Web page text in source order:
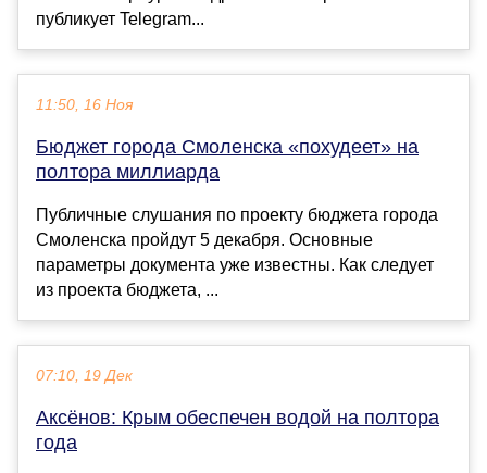
публикует Telegram...
11:50, 16 Ноя
Бюджет города Смоленска «похудеет» на
полтора миллиарда
Публичные слушания по проекту бюджета города
Смоленска пройдут 5 декабря. Основные
параметры документа уже известны. Как следует
из проекта бюджета, ...
07:10, 19 Дек
Аксёнов: Крым обеспечен водой на полтора
года